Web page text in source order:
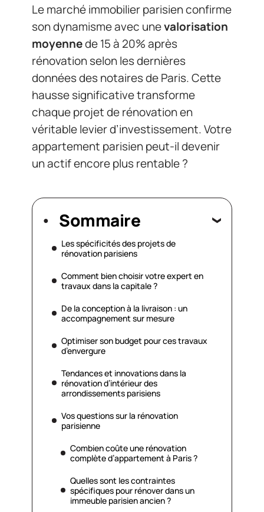
Le marché immobilier parisien confirme
son dynamisme avec unevalorisation
moyennede 15 à 20% après
rénovation selon les dernières
données des notaires de Paris. Cette
hausse significative transforme
chaque projet de rénovation en
véritable levier d’investissement. Votre
appartement parisien peut-il devenir
un actif encore plus rentable ?
Sommaire
Les spécificités des projets de
rénovation parisiens
Comment bien choisir votre expert en
travaux dans la capitale ?
De la conception à la livraison : un
accompagnement sur mesure
Optimiser son budget pour ces travaux
d’envergure
Tendances et innovations dans la
rénovation d’intérieur des
arrondissements parisiens
Vos questions sur la rénovation
parisienne
Combien coûte une rénovation
complète d’appartement à Paris ?
Quelles sont les contraintes
spécifiques pour rénover dans un
immeuble parisien ancien ?